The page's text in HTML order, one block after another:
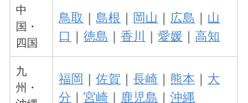
中
国・
四国
鳥取 ｜島根 ｜ 岡山 ｜ 広島 ｜ 山
口 ｜徳島 ｜香川 ｜愛媛 ｜ 高知
九
州・
福岡 ｜佐賀 ｜長崎 ｜ 熊本 ｜ 大
分 ｜宮崎 ｜ 鹿児島 ｜沖縄